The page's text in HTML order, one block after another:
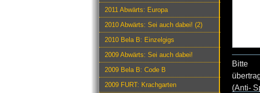
2011 Abwärts: Europa
2010 Abwärts: Sei auch dabei! (2)
2010 Bela B: Einzelgigs
2009 Abwärts: Sei auch dabei!
2009 Bela B: Code B
2009 FURT: Krachgarten
Bitte
(Anti-